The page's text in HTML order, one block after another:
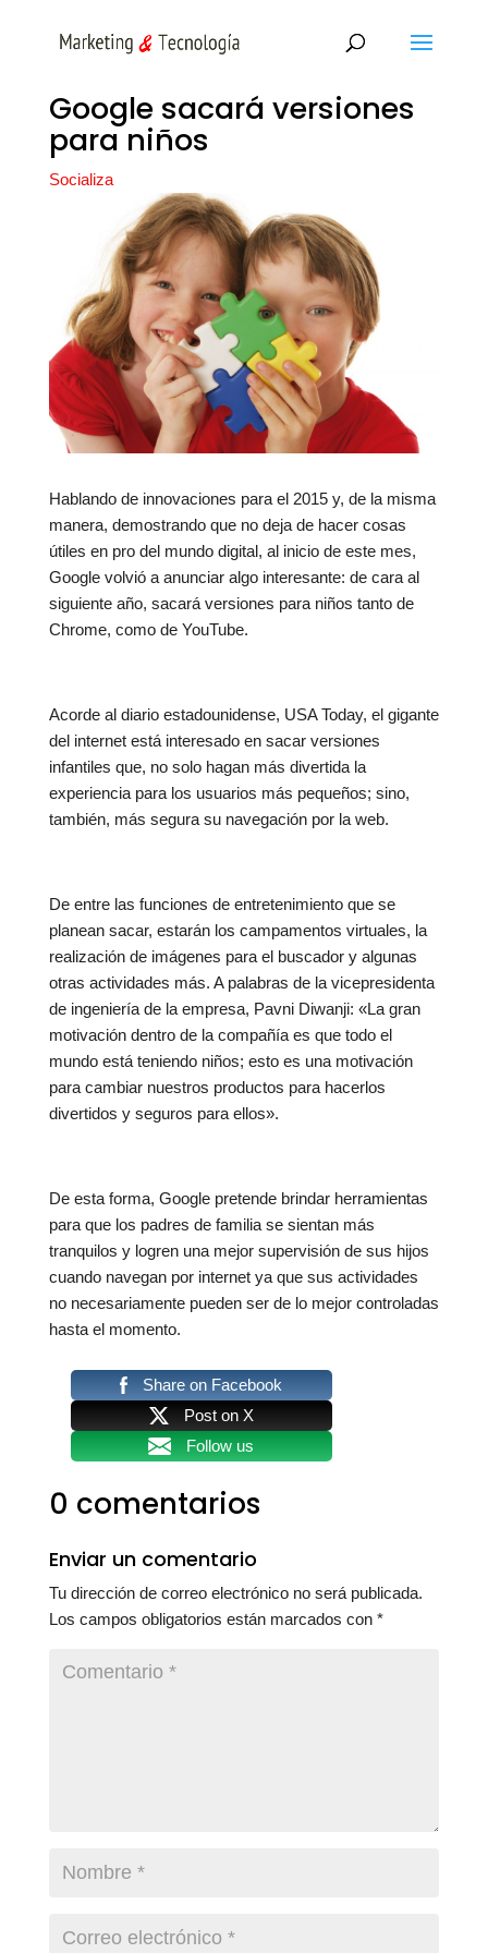
Google sacará versiones
para niños
Socializa
Hablando de innovaciones para el 2015 y, de la misma
manera, demostrando que no deja de hacer cosas
útiles en pro del mundo digital, al inicio de este mes,
Google volvió a anunciar algo interesante: de cara al
siguiente año, sacará versiones para niños tanto de
Chrome, como de YouTube.
Acorde al diario estadounidense, USA Today, el gigante
del internet está interesado en sacar versiones
infantiles que, no solo hagan más divertida la
experiencia para los usuarios más pequeños; sino,
también, más segura su navegación por la web.
De entre las funciones de entretenimiento que se
planean sacar, estarán los campamentos virtuales, la
realización de imágenes para el buscador y algunas
otras actividades más. A palabras de la vicepresidenta
de ingeniería de la empresa, Pavni Diwanji: «La gran
motivación dentro de la compañía es que todo el
mundo está teniendo niños; esto es una motivación
para cambiar nuestros productos para hacerlos
divertidos y seguros para ellos».
De esta forma, Google pretende brindar herramientas
para que los padres de familia se sientan más
tranquilos y logren una mejor supervisión de sus hijos
cuando navegan por internet ya que sus actividades
no necesariamente pueden ser de lo mejor controladas
hasta el momento.
Share on Facebook
Post on X
Follow us
0 comentarios
Enviar un comentario
Tu dirección de correo electrónico no será publicada.
Los campos obligatorios están marcados con *